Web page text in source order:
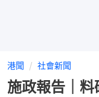
港聞 社會新聞
施政報告｜